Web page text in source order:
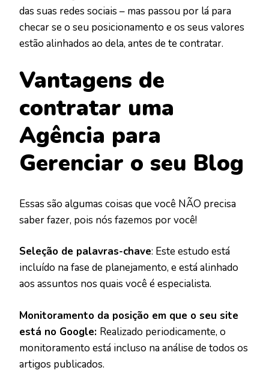
das suas redes sociais – mas passou por lá para
checar se o seu posicionamento e os seus valores
estão alinhados ao dela, antes de te contratar.
Vantagens de
contratar uma
Agência para
Gerenciar o seu Blog
Essas são algumas coisas que você NÃO precisa
saber fazer, pois nós fazemos por você!
Seleção de palavras-chave: Este estudo está
incluído na fase de planejamento, e está alinhado
aos assuntos nos quais você é especialista.
Monitoramento da posição em que o seu site
está no Google: Realizado periodicamente, o
monitoramento está incluso na análise de todos os
artigos publicados.